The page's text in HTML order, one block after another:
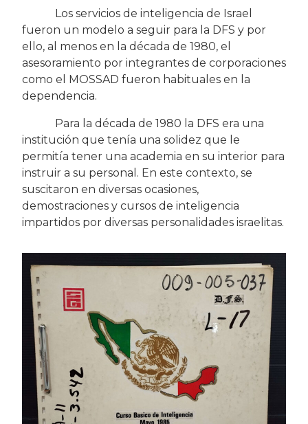
Los servicios de inteligencia de Israel
fueron un modelo a seguir para la DFS y por
ello, al menos en la década de 1980, el
asesoramiento por integrantes de corporaciones
como el MOSSAD fueron habituales en la
dependencia.
Para la década de 1980 la DFS era una
institución que tenía una solidez que le
permitía tener una academia en su interior para
instruir a su personal. En este contexto, se
suscitaron en diversas ocasiones,
demostraciones y cursos de inteligencia
impartidos por diversas personalidades israelitas.